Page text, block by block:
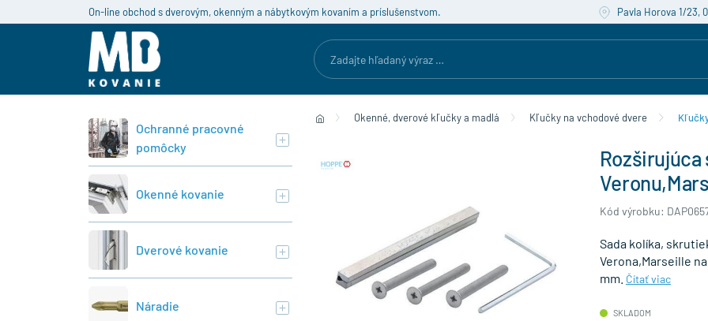
On-line obchod s dverovým, okenným a nábytkovým kovaním a príslušenstvom. Pavla Horova 1/23,
Okenné, dverové kľučky a madlá Kľučky na vchodové dvere
Kód výrobku:
Sada kolíka,
Verona,Marseille
mm. Čítať viac
SKLADOM
Ochranné pracovné
pomôcky
Okenné kovanie
Dverové kovanie
Náradie